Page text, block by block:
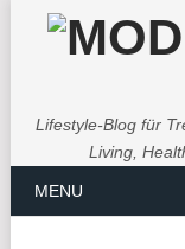
Lifestyle-Blog für
Living,
MENU